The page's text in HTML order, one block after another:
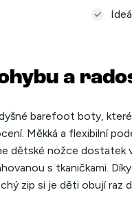
a
barefoot boty,
Měkká a flexibilní
dětské nožce dostatek
s tkaničkami.
zip si je děti obují raz